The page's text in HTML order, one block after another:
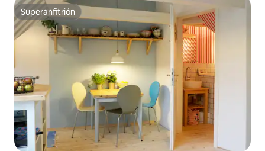
Superanfitrión
Superanfitrión